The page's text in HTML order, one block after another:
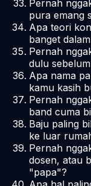
Pernah
pura emang
Apa teori
banget
Pernah
dulu
Apa nama
kamu kasih
Pernah
band cuma
Baju paling
ke luar
Pernah
dosen, atau
"papa"?